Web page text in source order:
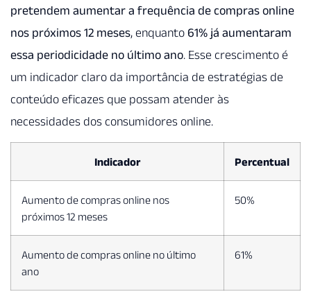
pretendem aumentar a frequência de compras online
nos próximos 12 meses, enquanto 61% já aumentaram
essa periodicidade no último ano. Esse crescimento é
um indicador claro da importância de estratégias de
conteúdo eficazes que possam atender às
necessidades dos consumidores online.
Indicador Percentual
Aumento de compras online nos
próximos 12 meses
50%
Aumento de compras online no último
ano
61%